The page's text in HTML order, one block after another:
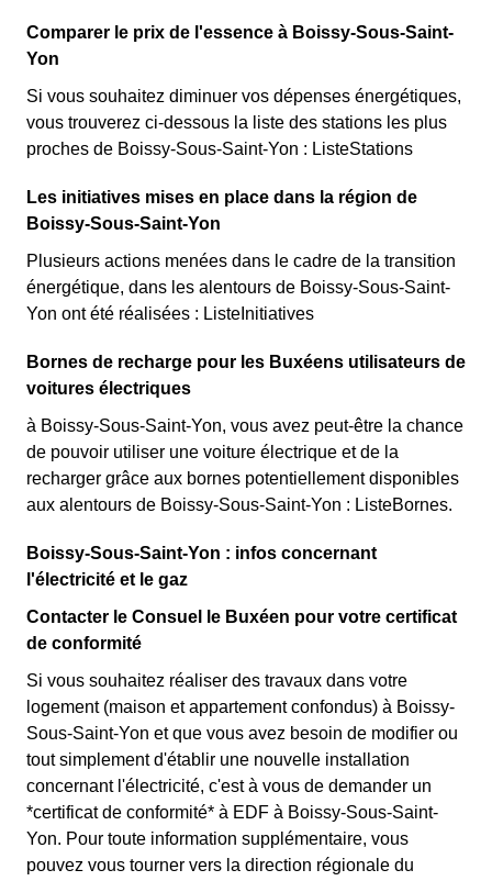
Comparer le prix de l'essence à Boissy-Sous-Saint-
Yon
Si vous souhaitez diminuer vos dépenses énergétiques,
vous trouverez ci-dessous la liste des stations les plus
proches de Boissy-Sous-Saint-Yon : ListeStations
Les initiatives mises en place dans la région de
Boissy-Sous-Saint-Yon
Plusieurs actions menées dans le cadre de la transition
énergétique, dans les alentours de Boissy-Sous-Saint-
Yon ont été réalisées : ListeInitiatives
Bornes de recharge pour les Buxéens utilisateurs de
voitures électriques
à Boissy-Sous-Saint-Yon, vous avez peut-être la chance
de pouvoir utiliser une voiture électrique et de la
recharger grâce aux bornes potentiellement disponibles
aux alentours de Boissy-Sous-Saint-Yon : ListeBornes.
Boissy-Sous-Saint-Yon : infos concernant
l'électricité et le gaz
Contacter le Consuel le Buxéen pour votre certificat
de conformité
Si vous souhaitez réaliser des travaux dans votre
logement (maison et appartement confondus) à Boissy-
Sous-Saint-Yon et que vous avez besoin de modifier ou
tout simplement d'établir une nouvelle installation
concernant l'électricité, c'est à vous de demander un
*certificat de conformité* à EDF à Boissy-Sous-Saint-
Yon. Pour toute information supplémentaire, vous
pouvez vous tourner vers la direction régionale du